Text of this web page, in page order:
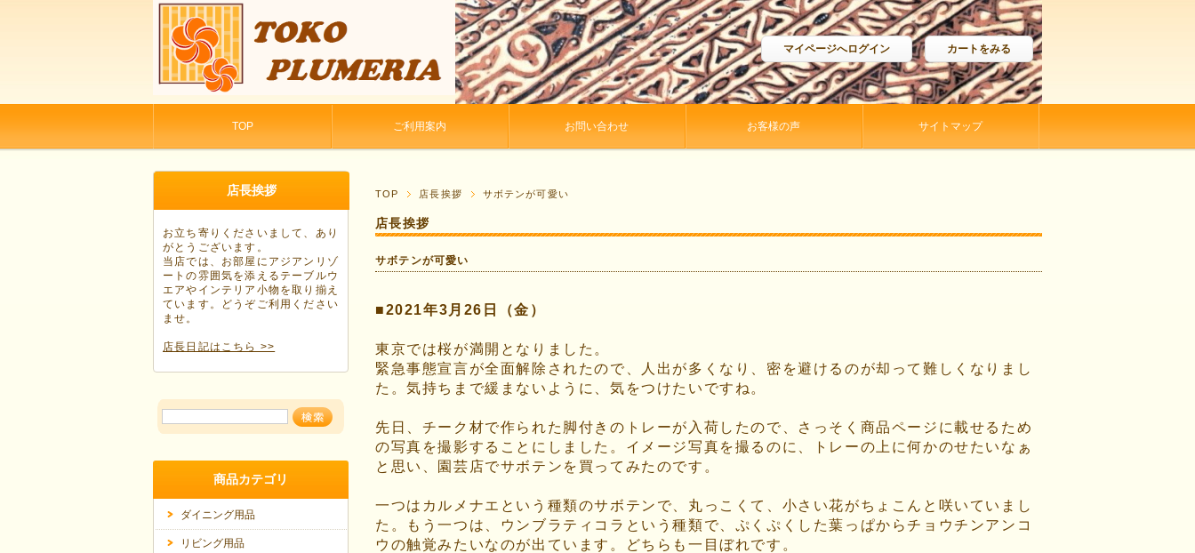
マイページへログイン カートをみる
TOP ご利用案内 お問い合わせ お客様の声 サイトマップ
TOP 店長挨拶 サボテンが可愛い
店長挨拶
サボテンが可愛い
■2021年3月26日（金）
東京では桜が満開となりました。
緊急事態宣言が全面解除されたので、人出が多くなり、密を避けるのが却って難しくなりまし
た。気持ちまで緩まないように、気をつけたいですね。
先日、チーク材で作られた脚付きのトレーが入荷したので、さっそく商品ページに載せるため
の写真を撮影することにしました。イメージ写真を撮るのに、トレーの上に何かのせたいなぁ
と思い、園芸店でサボテンを買ってみたのです。
一つはカルメナエという種類のサボテンで、丸っこくて、小さい花がちょこんと咲いていまし
た。もう一つは、ウンブラティコラという種類で、ぷくぷくした葉っぱからチョウチンアンコ
ウの触覚みたいなのが出ています。どちらも一目ぼれです。
店長挨拶
お立ち寄りくださいまして、あり
がとうございます。
当店では、お部屋にアジアンリゾ
ートの雰囲気を添えるテーブルウ
エアやインテリア小物を取り揃え
ています。どうぞご利用ください
ませ。
店長日記はこちら >>
商品カテゴリ
ダイニング用品
リビング用品